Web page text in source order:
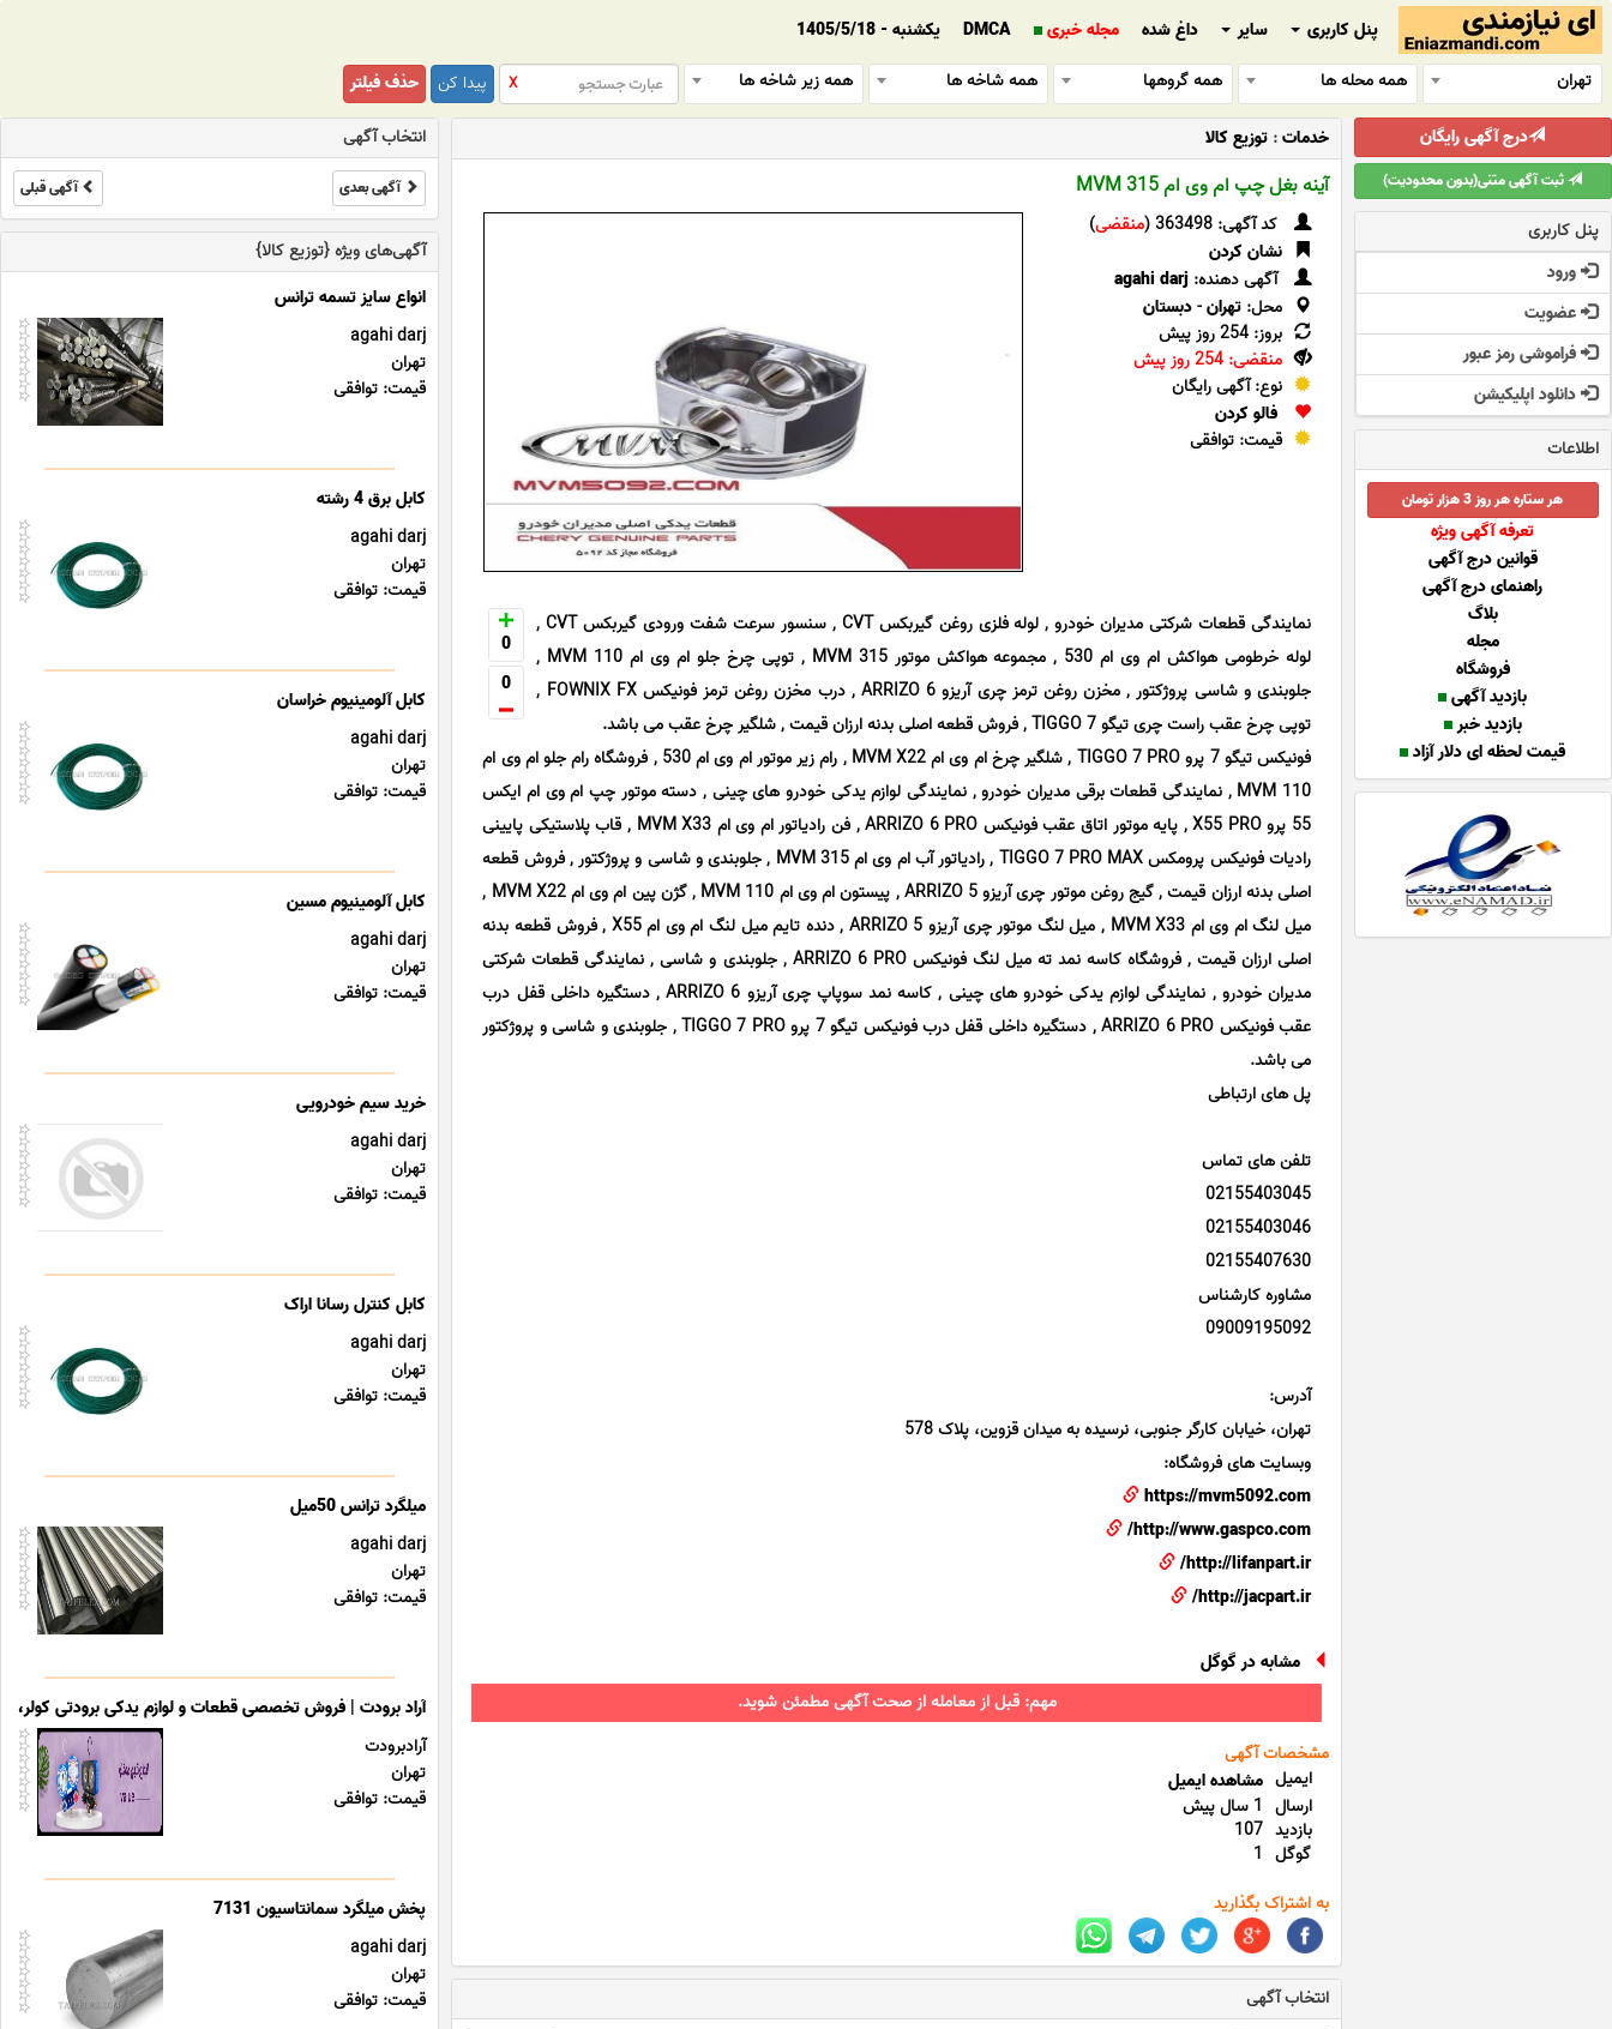
پنل کاربری سایر داغ شده مجله خبری DMCA
یکشنبه - 1405/5/18
تهران
همه محله ها همه گروهها همه شاخه ها همه زیر شاخه ها X پیدا کن
حذف فیلتر
خدمات:توزیع کالا
آینه بغل چپ ام وی ام MVM 315
کد آگهی: 363498 ( منقضی)
نشان کردن
آگهی دهنده:agahi darj
محل:تهران-دبستان
بروز: 254 روز پیش
منقضی: 254 روز پیش
نوع: آگهی رایگان
فالو کردن
قیمت: توافقی
0
0
نمایندگی قطعات شرکتی مدیران خودرو , لوله فلزی روغن گیربکس CVT , سنسور سرعت شفت ورودی گیربکس CVT ,
لوله خرطومی هواکش ام وی ام 530 , مجموعه هواکش موتور MVM 315 , توپی چرخ جلو ام وی ام MVM 110 ,
جلوبندی و شاسی پروژکتور , مخزن روغن ترمز چری آریزو ARRIZO 6 , درب مخزن روغن ترمز فونیکس FOWNIX FX ,
توپی چرخ عقب راست چری تیگو TIGGO 7 , فروش قطعه اصلی بدنه ارزان قیمت , شلگیر چرخ عقب می باشد.
فونیکس تیگو 7 پرو TIGGO 7 PRO , شلگیر چرخ ام وی ام MVM X22 , رام زیر موتور ام وی ام 530 , فروشگاه رام جلو ام وی ام
MVM 110 , نمایندگی قطعات برقی مدیران خودرو , نمایندگی لوازم یدکی خودرو های چینی , دسته موتور چپ ام وی ام ایکس
55 پرو X55 PRO , پایه موتور اتاق عقب فونیکس ARRIZO 6 PRO , فن رادیاتور ام وی ام MVM X33 , قاب پلاستیکی پایینی
رادیات فونیکس پرومکس TIGGO 7 PRO MAX , رادیاتور آب ام وی ام MVM 315 , جلوبندی و شاسی و پروژکتور , فروش قطعه
اصلی بدنه ارزان قیمت , گیج روغن موتور چری آریزو ARRIZO 5 , پیستون ام وی ام MVM 110 , گژن پین ام وی ام MVM X22 ,
میل لنگ ام وی ام MVM X33 , میل لنگ موتور چری آریزو ARRIZO 5 , دنده تایم میل لنگ ام وی ام X55 , فروش قطعه بدنه
اصلی ارزان قیمت , فروشگاه کاسه نمد ته میل لنگ فونیکس ARRIZO 6 PRO , جلوبندی و شاسی , نمایندگی قطعات شرکتی
مدیران خودرو , نمایندگی لوازم یدکی خودرو های چینی , کاسه نمد سوپاپ چری آریزو ARRIZO 6 , دستگیره داخلی قفل درب
عقب فونیکس ARRIZO 6 PRO , دستگیره داخلی قفل درب فونیکس تیگو 7 پرو TIGGO 7 PRO , جلوبندی و شاسی و پروژکتور
می باشد.
پل های ارتباطی
تلفن های تماس
02155403045
02155403046
02155407630
مشاوره کارشناس
09009195092
آدرس:
تهران، خیابان کارگر جنوبی، نرسیده به میدان قزوین، پلاک 578
وبسایت های فروشگاه:
https://mvm5092.com
http://www.gaspco.com/
http://lifanpart.ir/
http://jacpart.ir/
مشابه در گوگل
مهم: قبل از معامله از صحت آگهی مطمئن شوید.
مشخصات آگهی
ایمیل مشاهده ایمیل
ارسال 1 سال پیش
بازدید 107
گوگل 1
به اشتراک بگذارید
انتخاب آگهی
انتخاب آگهی
آگهی بعدی آگهی قبلی
آگهی‌های ویژه {توزیع کالا}
agahi darj
تهران
قیمت: توافقی
کابل برق 4 رشته
agahi darj
تهران
قیمت: توافقی
کابل آلومینیوم خراسان
agahi darj
تهران
قیمت: توافقی
کابل آلومینیوم مسین
agahi darj
تهران
قیمت: توافقی
خرید سیم خودرویی
agahi darj
تهران
قیمت: توافقی
کابل کنترل رسانا اراک
agahi darj
تهران
قیمت: توافقی
agahi darj
تهران
قیمت: توافقی
آراد برودت | فروش تخصصی قطعات و لوازم یدکی برودتی کولر،
آرادبرودت
تهران
قیمت: توافقی
agahi darj
تهران
قیمت: توافقی
درج آگهی رایگان
ثبت آگهی متنی(بدون محدودیت)
پنل کاربری
ورود
عضویت
فراموشی رمز عبور
دانلود اپلیکیشن
اطلاعات
هر ستاره هر روز 3 هزار تومان
تعرفه آگهی ویژه
قوانین درج آگهی
راهنمای درج آگهی
بلاگ
مجله
فروشگاه
بازدید آگهی
بازدید خبر
قیمت لحظه ای دلار آزاد